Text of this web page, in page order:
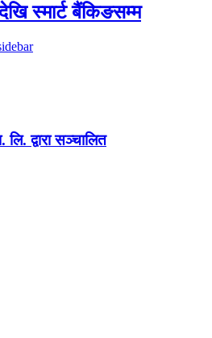
स्मार्ट बैंकिङसम्म
द्वारा सञ्चालित